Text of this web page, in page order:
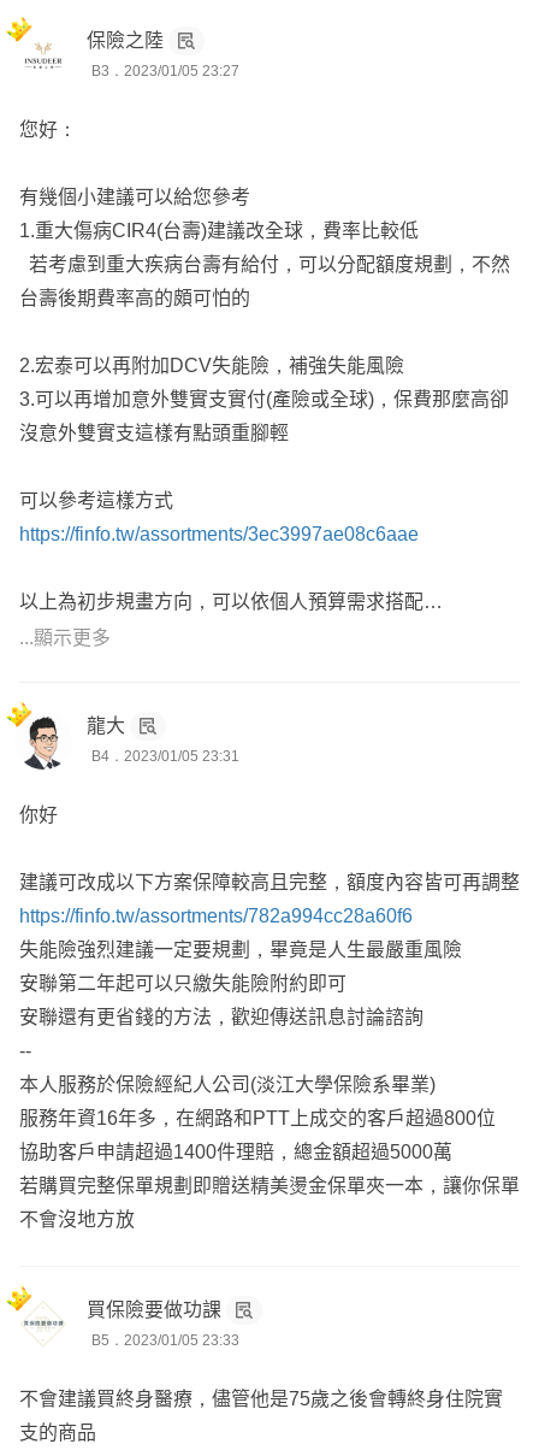
想要進一步諮詢歡迎主動點擊『
或手機號碼以利後續討論😊
保險之陸
B3．2023/01/05 23:27
您好：
有幾個小建議可以給您參考
1.重大傷病CIR4(台壽)建議改全球，費率比較低
若考慮到重大疾病台壽有給付，可以分配額度規劃，不然
台壽後期費率高的頗可怕的
2.宏泰可以再附加DCV失能險，補強失能風險
3.可以再增加意外雙實支實付(產險或全球)，保費那麼高卻
沒意外雙實支這樣有點頭重腳輕
可以參考這樣方式
https://finfo.tw/assortments/3ec3997ae08c6aae
以上為初步規畫方向，可以依個人預算需求搭配
有整理出完整的建議書內容💯
歡迎與我聯繫唷！
留下個人Line ID或手機號碼，這樣聯繫討論會更方便唷~
-----------------------------------------------------------------
『保險找小陸，一生我守護』
若有需求，可以索取完整建議書內容
▶️ 全台皆有服務，網路協助客戶投保超過百位
▶️ 保單健診及分析
▶️ 保險相關諮詢服務
▶️ 保單規劃
▶️ 客戶享有專屬保險APP，可以隨時觀看自己的保障
🏆小陸與一般業務的優勢：全台皆有服務
💥專業能力：能在網路的大平台(My83、Finfo、PTT、Dca
rd)解決每一個保戶的問題，提供更友善的解決方案，且經
圖像及條列列出各項理賠明細，隨時隨地皆可專看自己的保
障內容！
『重大傷病』『癌症』，守護保戶最佳權益，發揮保險最大
價值。
...顯示更多
龍大
B4．2023/01/05 23:31
你好
建議可改成以下方案保障較高且完整，額度內容皆可再調整
https://finfo.tw/assortments/782a994cc28a60f6
失能險強烈建議一定要規劃，畢竟是人生最嚴重風險
安聯第二年起可以只繳失能險附約即可
安聯還有更省錢的方法，歡迎傳送訊息討論諮詢
--
本人服務於保險經紀人公司(淡江大學保險系畢業)
服務年資16年多，在網路和PTT上成交的客戶超過800位
協助客戶申請超過1400件理賠，總金額超過5000萬
若購買完整保單規劃即贈送精美燙金保單夾一本，讓你保單
不會沒地方放
買保險要做功課
B5．2023/01/05 23:33
不會建議買終身醫療，儘管他是75歲之後會轉終身住院實
支的商品